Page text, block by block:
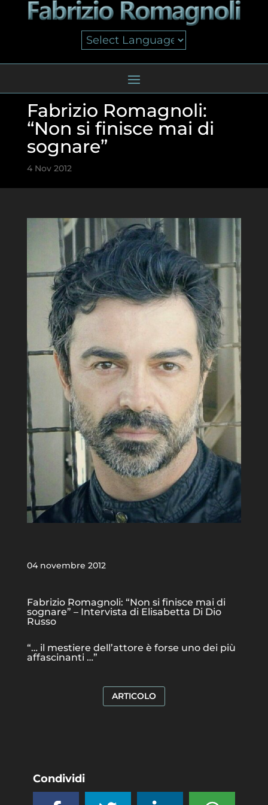
Fabrizio Romagnoli:
“Non si finisce mai di
sognare”
4 Nov 2012
04 novembre 2012
Fabrizio Romagnoli: “Non si finisce mai di
sognare” – Intervista di Elisabetta Di Dio
Russo
“… il mestiere dell’attore è forse uno dei più
affascinanti …”
ARTICOLO
Condividi